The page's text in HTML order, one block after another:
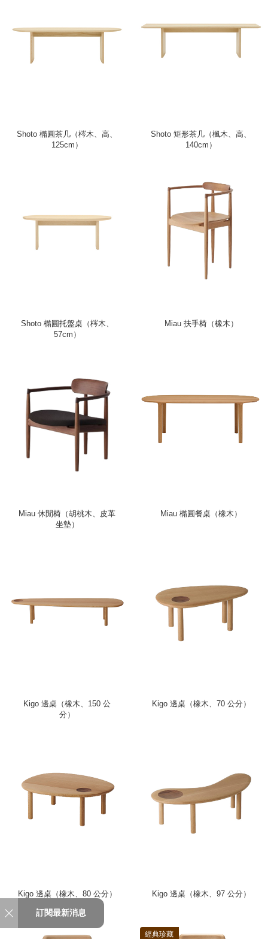
Shoto 橢圓茶几（梣木、高、
125cm）
Shoto 矩形茶几（楓木、高、
140cm）
Shoto 橢圓托盤桌（梣木、
57cm）
Miau 扶手椅（橡木）
Miau 休閒椅（胡桃木、皮革
坐墊）
Miau 橢圓餐桌（橡木）
Kigo 邊桌（橡木、150 公
分）
Kigo 邊桌（橡木、70 公分）
Kigo 邊桌（橡木、80 公分） Kigo 邊桌（橡木、97 公分）
經典珍藏
訂閱最新消息